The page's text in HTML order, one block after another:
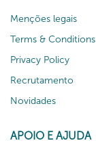
Menções legais
Terms & Conditions
Privacy Policy
Recrutamento
Novidades
APOIO E AJUDA